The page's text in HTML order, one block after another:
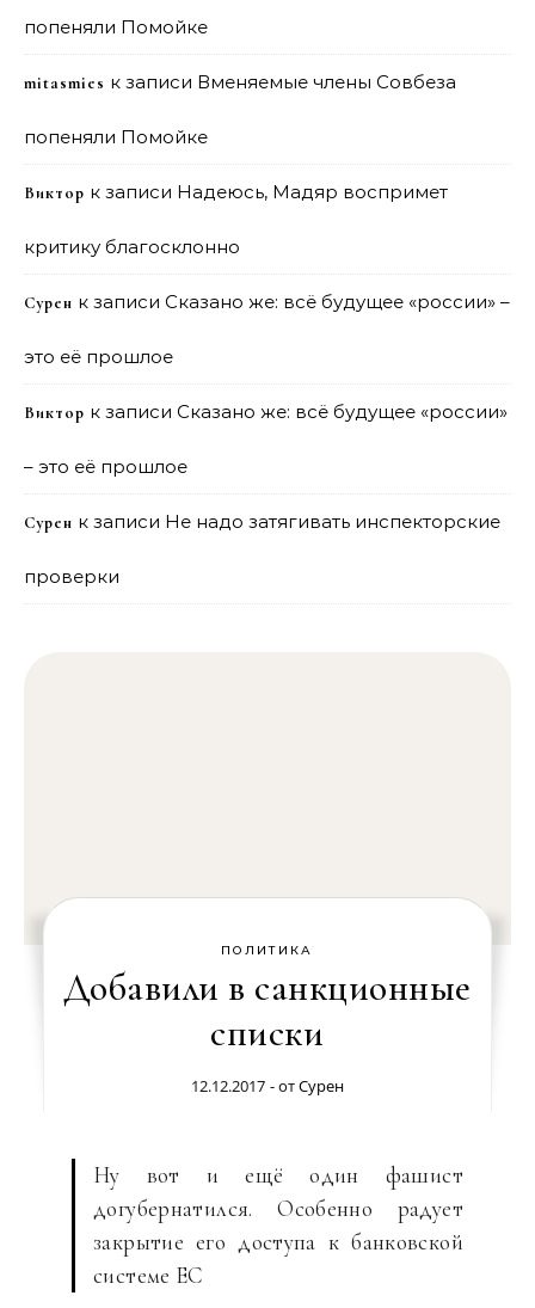
попеняли Помойке
mitasmies к записи Вменяемые члены Совбеза
попеняли Помойке
Виктор к записи Надеюсь, Мадяр воспримет
критику благосклонно
Сурен к записи Сказано же: всё будущее «россии» –
это её прошлое
Виктор к записи Сказано же: всё будущее «россии»
– это её прошлое
Сурен к записи Не надо затягивать инспекторские
проверки
ПОЛИТИКА
Добавили в санкционные
списки
12.12.2017 - отСурен
Ну вот и ещё один фашист
догубернатился. Особенно радует
закрытие его доступа к банковской
системе ЕС